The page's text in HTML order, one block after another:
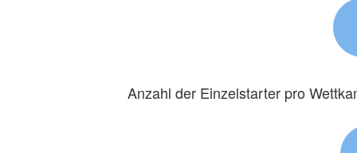
Anzahl der Einzelstarter pro